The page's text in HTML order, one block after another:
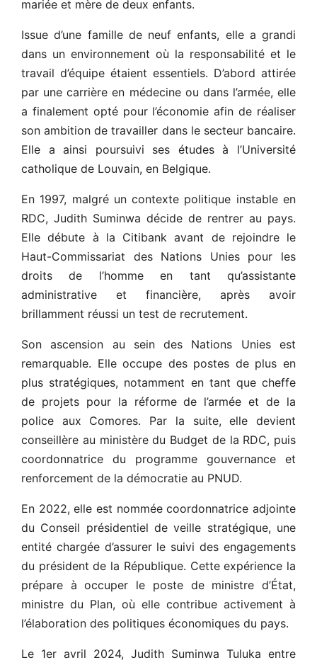
mariée et mère de deux enfants.
Issue d’une famille de neuf enfants, elle a grandi
dans un environnement où la responsabilité et le
travail d’équipe étaient essentiels. D’abord attirée
par une carrière en médecine ou dans l’armée, elle
a finalement opté pour l’économie afin de réaliser
son ambition de travailler dans le secteur bancaire.
Elle a ainsi poursuivi ses études à l’Université
catholique de Louvain, en Belgique.
En 1997, malgré un contexte politique instable en
RDC, Judith Suminwa décide de rentrer au pays.
Elle débute à la Citibank avant de rejoindre le
Haut-Commissariat des Nations Unies pour les
droits de l’homme en tant qu’assistante
administrative et financière, après avoir
brillamment réussi un test de recrutement.
Son ascension au sein des Nations Unies est
remarquable. Elle occupe des postes de plus en
plus stratégiques, notamment en tant que cheffe
de projets pour la réforme de l’armée et de la
police aux Comores. Par la suite, elle devient
conseillère au ministère du Budget de la RDC, puis
coordonnatrice du programme gouvernance et
renforcement de la démocratie au PNUD.
En 2022, elle est nommée coordonnatrice adjointe
du Conseil présidentiel de veille stratégique, une
entité chargée d’assurer le suivi des engagements
du président de la République. Cette expérience la
prépare à occuper le poste de ministre d’État,
ministre du Plan, où elle contribue activement à
l’élaboration des politiques économiques du pays.
Le 1er avril 2024, Judith Suminwa Tuluka entre